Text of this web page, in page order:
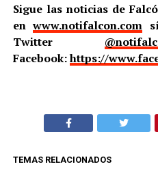
Sigue las noticias de
enwww.notifalcon.com
Twitter
Facebook:https://
TEMAS RELACIONADOS